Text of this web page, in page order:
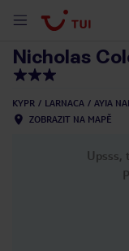
Nicholas
KYPR LARNACA AYIA
ZOBRAZIT NA MAPĚ
Upsss,